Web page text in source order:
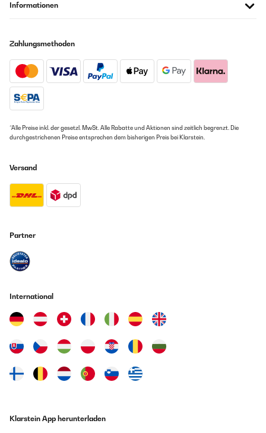
Informationen
Zahlungsmethoden
*Alle Preise inkl. der gesetzl. MwSt. Alle Rabatte und Aktionen sind zeitlich begrenzt. Die
durchgestrichenen Preise entsprechen dem bisherigen Preis bei Klarstein.
Versand
Partner
International
Klarstein App herunterladen